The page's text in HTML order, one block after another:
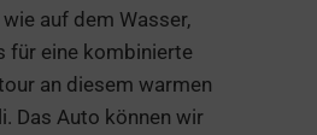
auf dem Wasser,
für eine kombinierte
an diesem warmen
Das Auto können wir